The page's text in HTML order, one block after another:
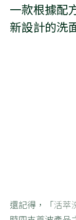
一款根據配
新設計的洗
還記得，「活萃